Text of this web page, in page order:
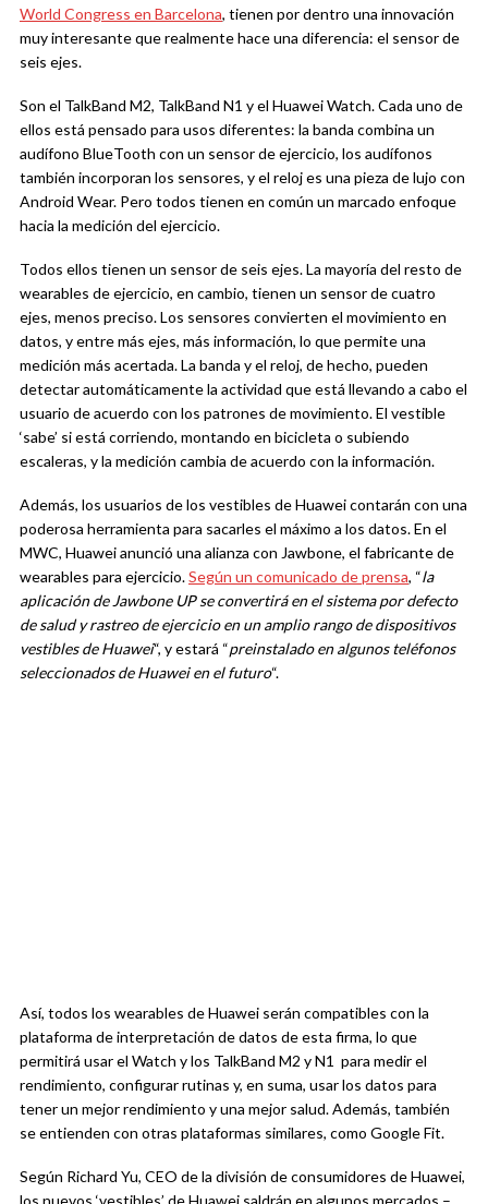
World Congress en Barcelona, tienen por dentro una innovación
muy interesante que realmente hace una diferencia: el sensor de
seis ejes.
Son el TalkBand M2, TalkBand N1 y el Huawei Watch. Cada uno de
ellos está pensado para usos diferentes: la banda combina un
audífono BlueTooth con un sensor de ejercicio, los audífonos
también incorporan los sensores, y el reloj es una pieza de lujo con
Android Wear. Pero todos tienen en común un marcado enfoque
hacia la medición del ejercicio.
Todos ellos tienen un sensor de seis ejes. La mayoría del resto de
wearables de ejercicio, en cambio, tienen un sensor de cuatro
ejes, menos preciso. Los sensores convierten el movimiento en
datos, y entre más ejes, más información, lo que permite una
medición más acertada. La banda y el reloj, de hecho, pueden
detectar automáticamente la actividad que está llevando a cabo el
usuario de acuerdo con los patrones de movimiento. El vestible
‘sabe’ si está corriendo, montando en bicicleta o subiendo
escaleras, y la medición cambia de acuerdo con la información.
Además, los usuarios de los vestibles de Huawei contarán con una
poderosa herramienta para sacarles el máximo a los datos. En el
MWC, Huawei anunció una alianza con Jawbone, el fabricante de
wearables para ejercicio.Según un comunicado de prensa, “la
aplicación de Jawbone UP se convertirá en el sistema por defecto
de salud y rastreo de ejercicio en un amplio rango de dispositivos
vestibles de Huawei“, y estará “preinstalado en algunos teléfonos
seleccionados de Huawei en el futuro“.
Así, todos los wearables de Huawei serán compatibles con la
plataforma de interpretación de datos de esta firma, lo que
permitirá usar el Watch y los TalkBand M2 y N1 para medir el
rendimiento, configurar rutinas y, en suma, usar los datos para
tener un mejor rendimiento y una mejor salud. Además, también
se entienden con otras plataformas similares, como Google Fit.
Según Richard Yu, CEO de la división de consumidores de Huawei,
los nuevos ‘vestibles’ de Huawei saldrán en algunos mercados –